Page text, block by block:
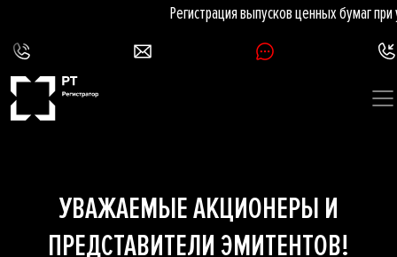
Регистрация выпусков ценных бумаг
УВАЖАЕМЫЕ АКЦИОНЕРЫ И
ПРЕДСТАВИТЕЛИ ЭМИТЕНТОВ!